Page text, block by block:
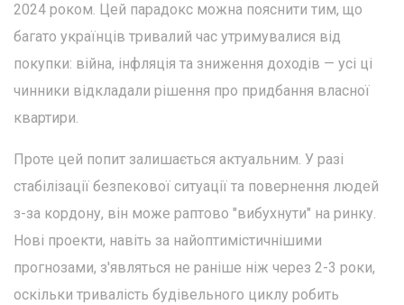
2024 роком. Цей парадокс можна пояснити тим, що
багато українців тривалий час утримувалися від
покупки: війна, інфляція та зниження доходів — усі ці
чинники відкладали рішення про придбання власної
квартири.
Проте цей попит залишається актуальним. У разі
стабілізації безпекової ситуації та повернення людей
з-за кордону, він може раптово "вибухнути" на ринку.
Нові проекти, навіть за найоптимістичнішими
прогнозами, з'являться не раніше ніж через 2-3 роки,
оскільки тривалість будівельного циклу робить